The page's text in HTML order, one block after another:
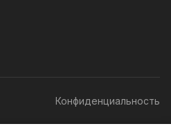
Конфиденциальность